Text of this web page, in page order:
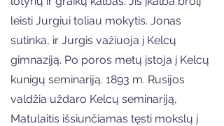
leisti Jurgiui toliau mokytis. Jonas
sutinka, ir Jurgis važiuoja į Kelcų
gimnaziją. Po poros metų įstoja į Kelcų
kunigų seminariją. 1893 m. Rusijos
valdžia uždaro Kelcų seminariją,
Matulaitis išsiunčiamas tęsti mokslų į